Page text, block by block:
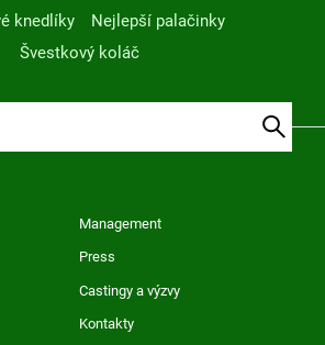
knedlíky
Nejlepší palačinky
Švestkový koláč
Management
Press
Castingy a výzvy
Kontakty